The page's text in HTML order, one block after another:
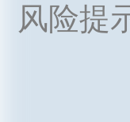
风险提